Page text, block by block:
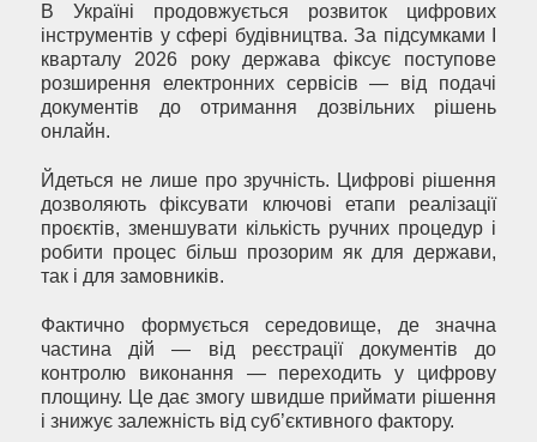
В Україні продовжується розвиток цифрових
інструментів у сфері будівництва. За підсумками І
кварталу 2026 року держава фіксує поступове
розширення електронних сервісів — від подачі
документів до отримання дозвільних рішень
онлайн.
Йдеться не лише про зручність. Цифрові рішення
дозволяють фіксувати ключові етапи реалізації
проєктів, зменшувати кількість ручних процедур і
робити процес більш прозорим як для держави,
так і для замовників.
Фактично формується середовище, де значна
частина дій — від реєстрації документів до
контролю виконання — переходить у цифрову
площину. Це дає змогу швидше приймати рішення
і знижує залежність від суб’єктивного фактору.